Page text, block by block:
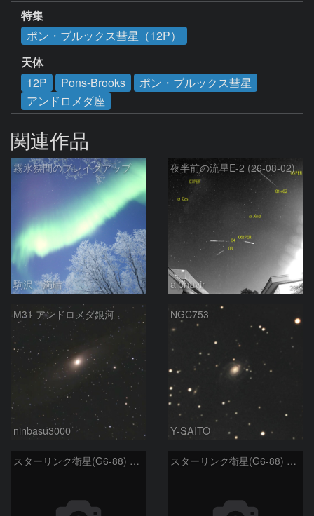
特集
ポン・ブルックス彗星（12P）
天体
12P
Pons-Brooks
ポン・ブルックス彗星
アンドロメダ座
関連作品
霧氷狭間のブレイクアップ
駒沢 満晴
夜半前の流星E-2 (26-08-02)
alphavir
M31 アンドロメダ銀河
ninbasu3000
NGC753
Y-SAITO
スターリンク衛星(G6-88) 1月6日 ② スターリンク衛星(G6-88) 1月6日 ①